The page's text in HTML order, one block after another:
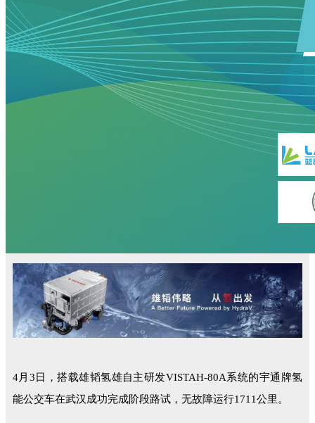
4月3日，搭载雄韬氢雄自主研发VISTAH-80A系统的宇通牌氢
能公交车在武汉成功完成阶段路试，无故障运行1711公里。